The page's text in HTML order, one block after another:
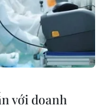
với doanh